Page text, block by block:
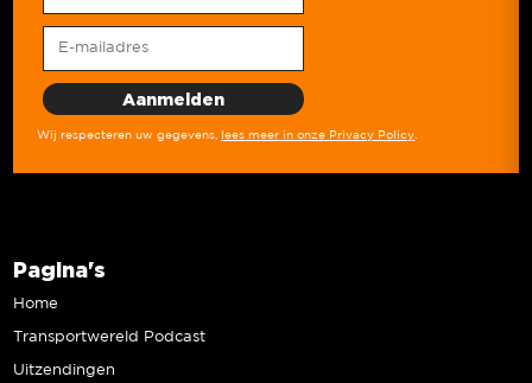
Wij respecteren uw gegevens, lees meer in onze Privacy Policy.
Pagina's
Home
Transportwereld Podcast
Uitzendingen